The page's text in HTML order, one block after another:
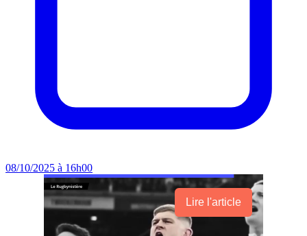
08/10/2025 à 16h00
Lire l'article